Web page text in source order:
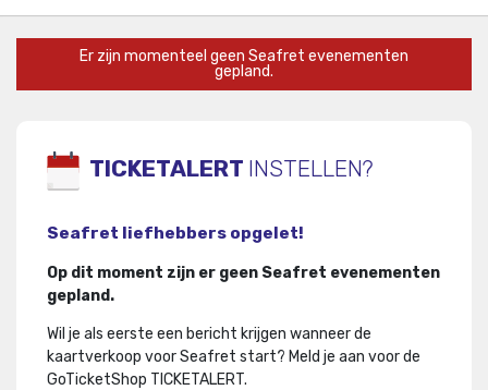
Er zijn momenteel geen Seafret evenementen
gepland.
TICKETALERT INSTELLEN?
Seafret liefhebbers opgelet!
Op dit moment zijn er geen Seafret evenementen
gepland.
Wil je als eerste een bericht krijgen wanneer de
kaartverkoop voor Seafret start? Meld je aan voor de
GoTicketShop TICKETALERT.